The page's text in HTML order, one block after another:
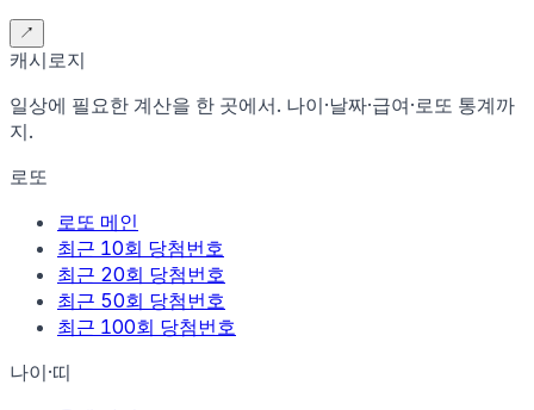
↗
캐시로지
일상에 필요한 계산을 한 곳에서. 나이·날짜·급여·로또 통계까
지.
로또
로또 메인
최근 10회 당첨번호
최근 20회 당첨번호
최근 50회 당첨번호
최근 100회 당첨번호
나이·띠